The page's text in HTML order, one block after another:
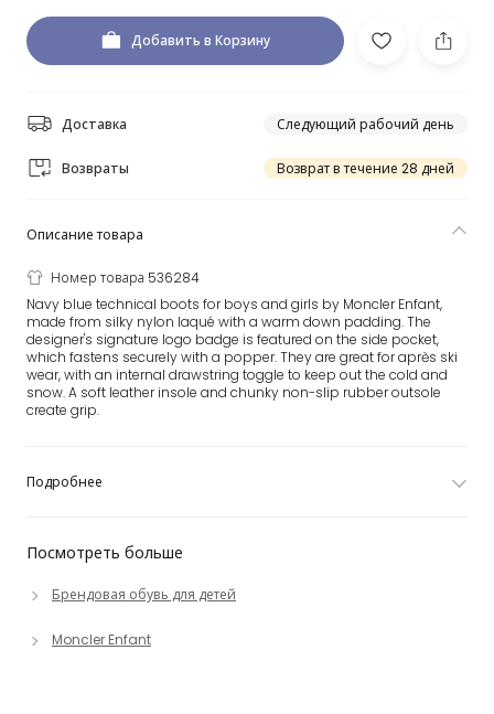
Добавить в Корзину
Доставка Следующий рабочий день
Возвраты Возврат в течение 28 дней
Посмотреть больше
Брендовая обувь для детей
Moncler Enfant
Описание товара
Номер товара 536284
Navy blue technical boots for boys and girls by Moncler Enfant,
made from silky nylon laqué with a warm down padding. The
designer's signature logo badge is featured on the side pocket,
which fastens securely with a popper. They are great for après ski
wear, with an internal drawstring toggle to keep out the cold and
snow. A soft leather insole and chunky non-slip rubber outsole
create grip.
Подробнее